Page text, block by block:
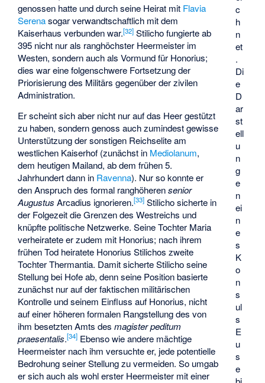
c
h
n
et
.
Di
e
D
ar
st
ell
u
n
g
e
n
ei
n
e
s
K
o
n
s
ul
s
E
u
s
e
genossen hatte und durch seine Heirat mit Flavia
Serenasogar verwandtschaftlich mit dem
Kaiserhaus verbunden war.[32] Stilicho fungierte ab
395 nicht nur als ranghöchster Heermeister im
Westen, sondern auch als Vormund für Honorius;
dies war eine folgenschwere Fortsetzung der
Priorisierung des Militärs gegenüber der zivilen
Administration.
Er scheint sich aber nicht nur auf das Heer gestützt
zu haben, sondern genoss auch zumindest gewisse
Unterstützung der sonstigen Reichselite am
westlichen Kaiserhof (zunächst in Mediolanum,
dem heutigen Mailand, ab dem frühen 5.
Jahrhundert dann in Ravenna). Nur so konnte er
den Anspruch des formal ranghöherensenior
Augustus Arcadius ignorieren.[33] Stilicho sicherte in
der Folgezeit die Grenzen des Westreichs und
knüpfte politische Netzwerke. Seine Tochter Maria
verheiratete er zudem mit Honorius; nach ihrem
frühen Tod heiratete Honorius Stilichos zweite
TochterThermantia. Damit sicherte Stilicho seine
Stellung bei Hofe ab, denn seine Position basierte
zunächst nur auf der faktischen militärischen
Kontrolle und seinem Einfluss auf Honorius, nicht
auf einer höheren formalen Rangstellung des von
ihm besetzten Amts desmagister peditum
praesentalis.[34] Ebenso wie andere mächtige
Heermeister nach ihm versuchte er, jede potentielle
Bedrohung seiner Stellung zu vermeiden. So umgab
er sich auch als wohl erster Heermeister mit einer